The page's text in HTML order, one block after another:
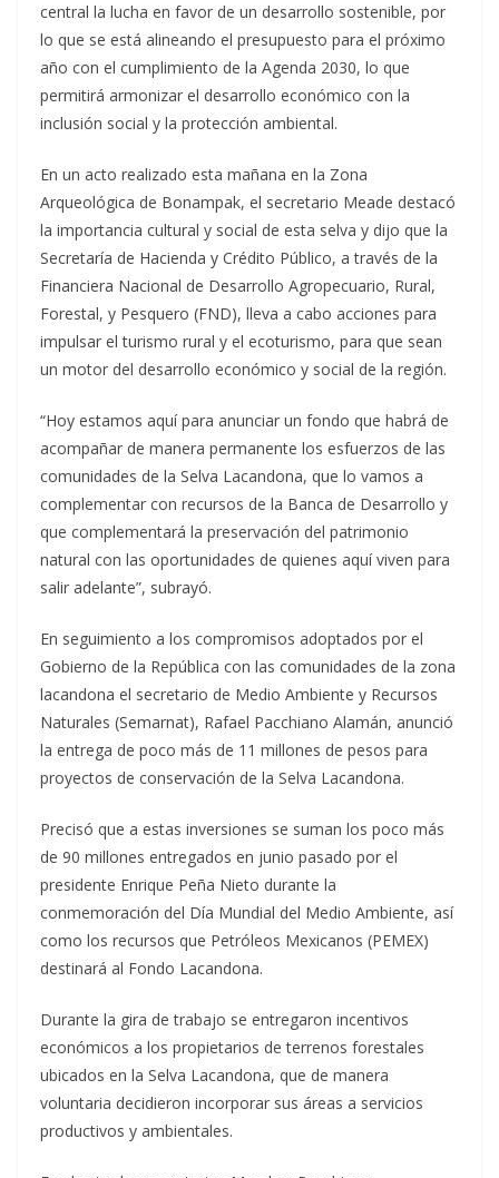
central la lucha en favor de un desarrollo sostenible, por
lo que se está alineando el presupuesto para el próximo
año con el cumplimiento de la Agenda 2030, lo que
permitirá armonizar el desarrollo económico con la
inclusión social y la protección ambiental.
En un acto realizado esta mañana en la Zona
Arqueológica de Bonampak, el secretario Meade destacó
la importancia cultural y social de esta selva y dijo que la
Secretaría de Hacienda y Crédito Público, a través de la
Financiera Nacional de Desarrollo Agropecuario, Rural,
Forestal, y Pesquero (FND), lleva a cabo acciones para
impulsar el turismo rural y el ecoturismo, para que sean
un motor del desarrollo económico y social de la región.
“Hoy estamos aquí para anunciar un fondo que habrá de
acompañar de manera permanente los esfuerzos de las
comunidades de la Selva Lacandona, que lo vamos a
complementar con recursos de la Banca de Desarrollo y
que complementará la preservación del patrimonio
natural con las oportunidades de quienes aquí viven para
salir adelante”, subrayó.
En seguimiento a los compromisos adoptados por el
Gobierno de la República con las comunidades de la zona
lacandona el secretario de Medio Ambiente y Recursos
Naturales (Semarnat), Rafael Pacchiano Alamán, anunció
la entrega de poco más de 11 millones de pesos para
proyectos de conservación de la Selva Lacandona.
Precisó que a estas inversiones se suman los poco más
de 90 millones entregados en junio pasado por el
presidente Enrique Peña Nieto durante la
conmemoración del Día Mundial del Medio Ambiente, así
como los recursos que Petróleos Mexicanos (PEMEX)
destinará al Fondo Lacandona.
Durante la gira de trabajo se entregaron incentivos
económicos a los propietarios de terrenos forestales
ubicados en la Selva Lacandona, que de manera
voluntaria decidieron incorporar sus áreas a servicios
productivos y ambientales.